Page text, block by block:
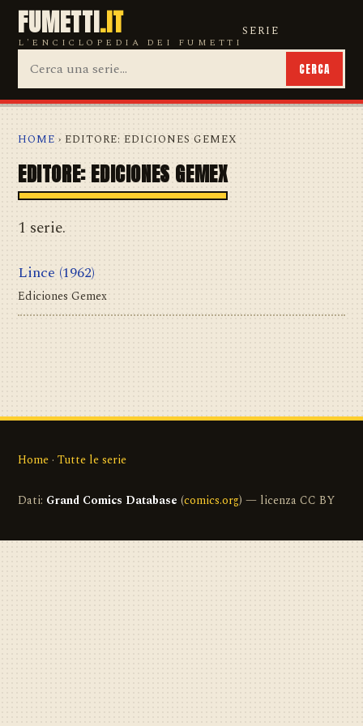
FUMETTI.IT
L'ENCICLOPEDIA DEI FUMETTI
SERIE
CERCA
HOME › EDITORE: EDICIONES GEMEX
EDITORE: EDICIONES GEMEX
1 serie.
Lince (1962)
Ediciones Gemex
Home · Tutte le serie
Dati: Grand Comics Database (comics.org) — licenza CC BY